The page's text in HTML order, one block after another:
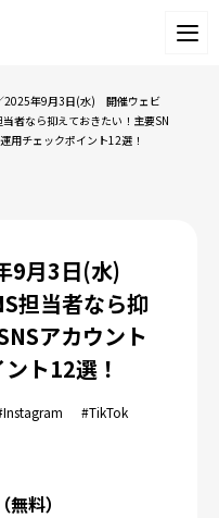
2025年9月3日(水)　開催ウェビ
当者なら抑えておきたい！主要SN
用チェックポイント12選！
9月3日(水)
担当者なら抑
アカウント
ト12選！
#TikTok
料）